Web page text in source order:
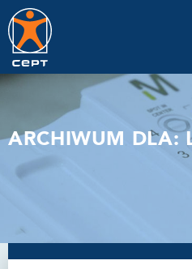
ARCHIWUM DLA: